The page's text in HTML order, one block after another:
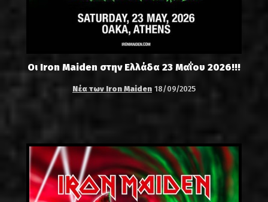
Οι Iron Maiden στην Ελλάδα 23 Μαΐου 2026!!!
Νέα των Iron Maiden 18/09/2025